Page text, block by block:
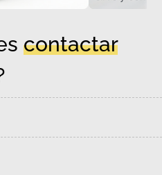
contactar